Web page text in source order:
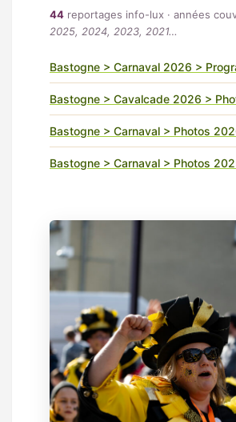
44 reportages info-lux · années
2025, 2024, 2023, 2021…
Bastogne > Carnaval 2026 >
Bastogne > Cavalcade 2026 >
Bastogne > Carnaval > Photos
Bastogne > Carnaval > Photos